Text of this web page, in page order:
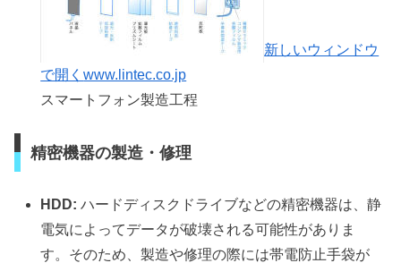
新しいウィンドウ
で開くwww.lintec.co.jp
スマートフォン製造工程
精密機器の製造・修理
HDD: ハードディスクドライブなどの精密機器は、静
電気によってデータが破壊される可能性がありま
す。そのため、製造や修理の際には帯電防止手袋が